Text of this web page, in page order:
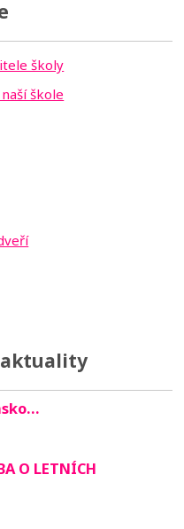
školy
škole
O LETNÍCH